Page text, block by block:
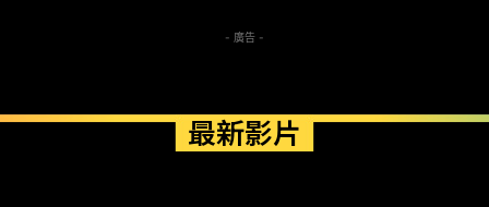
- 廣告 -
最新影片